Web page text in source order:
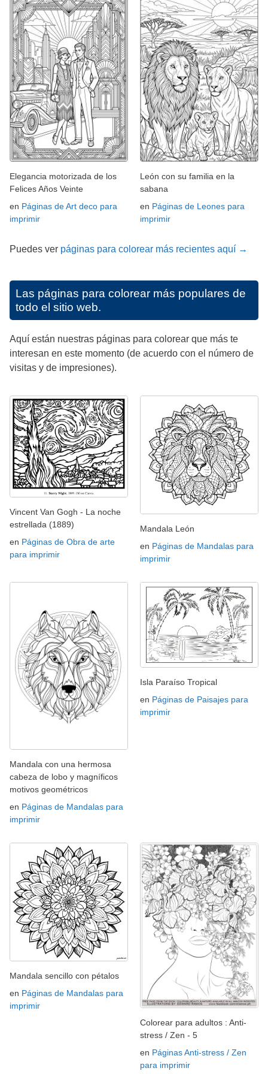
Elegancia motorizada de los
Felices Años Veinte
en Páginas de Art deco para
imprimir
León con su familia en la
sabana
en Páginas de Leones para
imprimir
Puedes ver páginas para colorear más recientes aquí →
Las páginas para colorear más populares de
todo el sitio web.
Aquí están nuestras páginas para colorear que más te
interesan en este momento (de acuerdo con el número de
visitas y de impresiones).
Vincent Van Gogh - La noche
estrellada (1889)
en Páginas de Obra de arte
para imprimir
Mandala León
en Páginas de Mandalas para
imprimir
Mandala con una hermosa
cabeza de lobo y magníficos
motivos geométricos
en Páginas de Mandalas para
imprimir
Isla Paraíso Tropical
en Páginas de Paisajes para
imprimir
Mandala sencillo con pétalos
en Páginas de Mandalas para
imprimir
Colorear para adultos : Anti-
stress / Zen - 5
en Páginas Anti-stress / Zen
para imprimir